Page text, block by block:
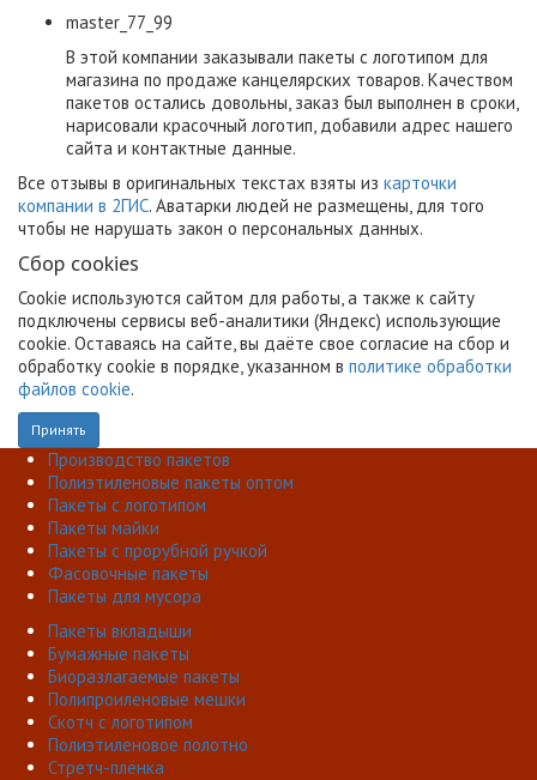
master_77_99
В этой компании заказывали пакеты с логотипом для
магазина по продаже канцелярских товаров. Качеством
пакетов остались довольны, заказ был выполнен в сроки,
нарисовали красочный логотип, добавили адрес нашего
сайта и контактные данные.
Все отзывы в оригинальных текстах взяты из карточки
компании в 2ГИС. Аватарки людей не размещены, для того
чтобы не нарушать закон о персональных данных.
Сбор cookies
Cookie используются сайтом для работы, а также к сайту
подключены сервисы веб-аналитики (Яндекс) использующие
cookie. Оставаясь на сайте, вы даёте свое согласие на сбор и
обработку cookie в порядке, указанном в политике обработки
файлов cookie.
Принять
Производство пакетов
Полиэтиленовые пакеты оптом
Пакеты с логотипом
Пакеты майки
Пакеты с прорубной ручкой
Фасовочные пакеты
Пакеты для мусора
Пакеты вкладыши
Бумажные пакеты
Биоразлагаемые пакеты
Полипроиленовые мешки
Скотч с логотипом
Полиэтиленовое полотно
Стретч-плёнка